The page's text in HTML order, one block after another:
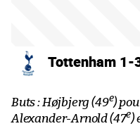
Tottenham 1-
Buts : Højbjerg (49e)
Alexander-Arnold (47e)